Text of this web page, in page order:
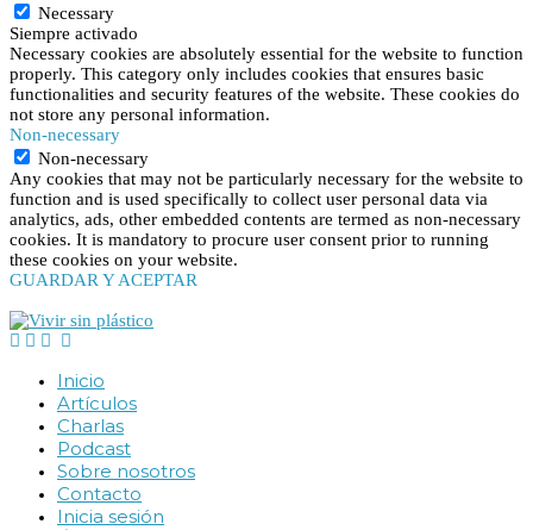
Necessary
Siempre activado
Necessary cookies are absolutely essential for the website to function
properly. This category only includes cookies that ensures basic
functionalities and security features of the website. These cookies do
not store any personal information.
Non-necessary
Non-necessary
Any cookies that may not be particularly necessary for the website to
function and is used specifically to collect user personal data via
analytics, ads, other embedded contents are termed as non-necessary
cookies. It is mandatory to procure user consent prior to running
these cookies on your website.
GUARDAR Y ACEPTAR
Inicio
Artículos
Charlas
Podcast
Sobre nosotros
Contacto
Inicia sesión